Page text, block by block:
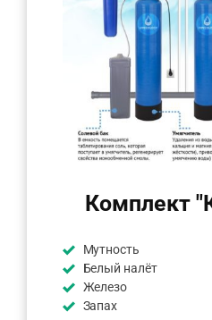
Комплект
Мутность
Белый налёт
Железо
Запах